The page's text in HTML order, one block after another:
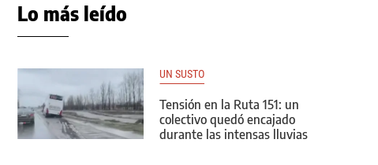
Lo más leído
UN SUSTO
Tensión en la Ruta 151: un
colectivo quedó encajado
durante las intensas lluvias